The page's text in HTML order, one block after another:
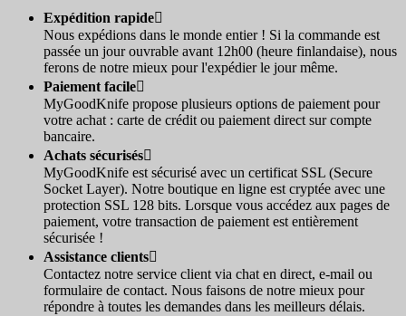
Expédition rapide
Nous expédions dans le monde entier ! Si la commande est
passée un jour ouvrable avant 12h00 (heure finlandaise), nous
ferons de notre mieux pour l'expédier le jour même.
Paiement facile
MyGoodKnife propose plusieurs options de paiement pour
votre achat : carte de crédit ou paiement direct sur compte
bancaire.
Achats sécurisés
MyGoodKnife est sécurisé avec un certificat SSL (Secure
Socket Layer). Notre boutique en ligne est cryptée avec une
protection SSL 128 bits. Lorsque vous accédez aux pages de
paiement, votre transaction de paiement est entièrement
sécurisée !
Assistance clients
Contactez notre service client via chat en direct, e-mail ou
formulaire de contact. Nous faisons de notre mieux pour
répondre à toutes les demandes dans les meilleurs délais.